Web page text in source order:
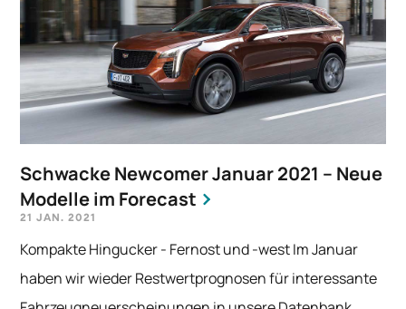
Schwacke Newcomer Januar 2021 – Neue
Modelle im Forecast
21 JAN. 2021
Kompakte Hingucker - Fernost und -west Im Januar
haben wir wieder Restwertprognosen für interessante